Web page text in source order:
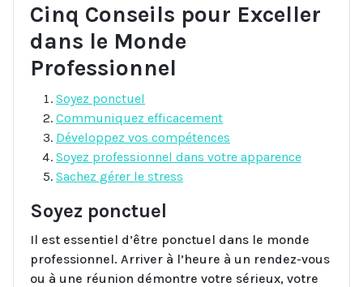
Cinq Conseils pour Exceller
dans le Monde
Professionnel
Soyez ponctuel
Communiquez efficacement
Développez vos compétences
Soyez professionnel dans votre apparence
Sachez gérer le stress
Soyez ponctuel
Il est essentiel d’être ponctuel dans le monde
professionnel. Arriver à l’heure à un rendez-vous
ou à une réunion démontre votre sérieux, votre